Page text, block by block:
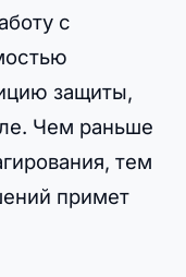
с
защиты,
Чем раньше
тем
примет